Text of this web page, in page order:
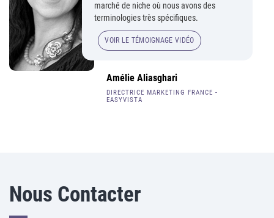
marché de niche où nous avons des
terminologies très spécifiques.
VOIR LE TÉMOIGNAGE VIDÉO
Amélie Aliasghari
DIRECTRICE MARKETING FRANCE -
EASYVISTA
Nous Contacter